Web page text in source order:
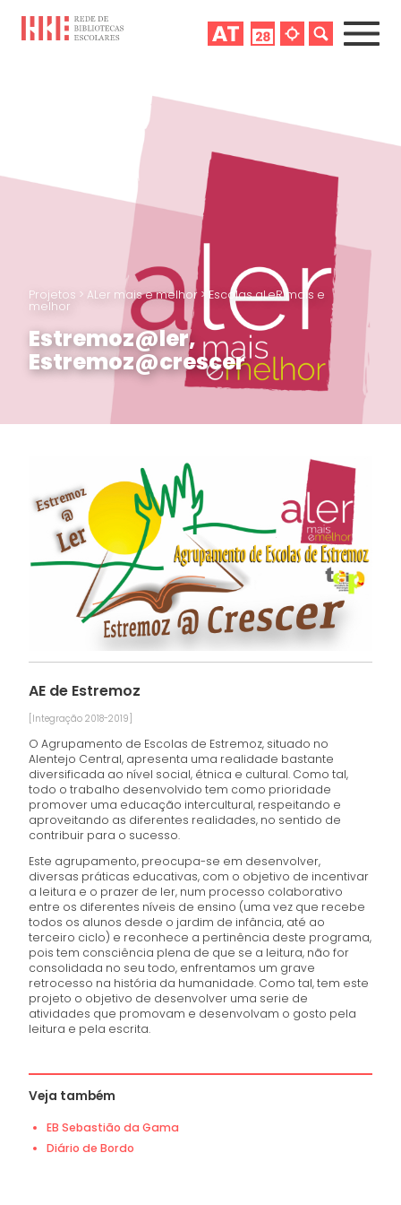
Projetos > ALer mais e melhor > Escolas aLeR mais e
melhor
Estremoz@ler,
Estremoz@crescer
AE de Estremoz
[Integração 2018-2019]
O Agrupamento de Escolas de Estremoz, situado no
Alentejo Central, apresenta uma realidade bastante
diversificada ao nível social, étnica e cultural. Como tal,
todo o trabalho desenvolvido tem como prioridade
promover uma educação intercultural, respeitando e
aproveitando as diferentes realidades, no sentido de
contribuir para o sucesso.
Este agrupamento, preocupa-se em desenvolver,
diversas práticas educativas, com o objetivo de incentivar
a leitura e o prazer de ler, num processo colaborativo
entre os diferentes níveis de ensino (uma vez que recebe
todos os alunos desde o jardim de infância, até ao
terceiro ciclo) e reconhece a pertinência deste programa,
pois tem consciência plena de que se a leitura, não for
consolidada no seu todo, enfrentamos um grave
retrocesso na história da humanidade. Como tal, tem este
projeto o objetivo de desenvolver uma serie de
atividades que promovam e desenvolvam o gosto pela
leitura e pela escrita.
Veja também
EB Sebastião da Gama
Diário de Bordo